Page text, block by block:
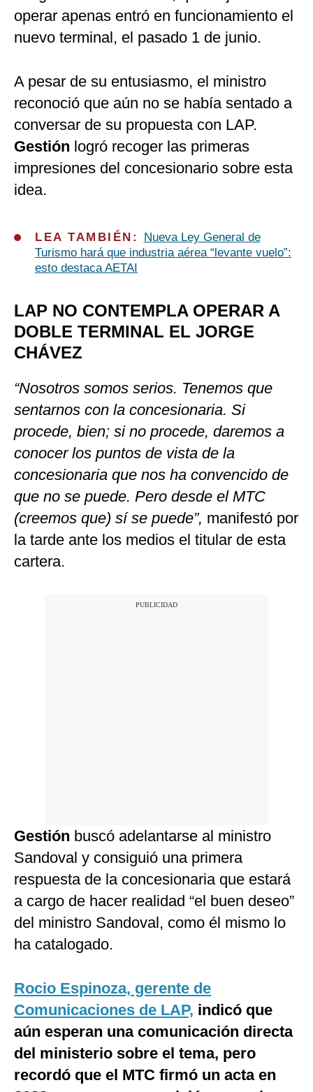
operar apenas entró en funcionamiento el
nuevo terminal, el pasado 1 de junio.
A pesar de su entusiasmo, el ministro
reconoció que aún no se había sentado a
conversar de su propuesta con LAP.
Gestión logró recoger las primeras
impresiones del concesionario sobre esta
idea.
LEA TAMBIÉN:
Nueva Ley General de
Turismo hará que industria aérea “levante vuelo”:
esto destaca AETAI
LAP NO CONTEMPLA OPERAR A
DOBLE TERMINAL EL JORGE
CHÁVEZ
“Nosotros somos serios. Tenemos que
sentarnos con la concesionaria. Si
procede, bien; si no procede, daremos a
conocer los puntos de vista de la
concesionaria que nos ha convencido de
que no se puede. Pero desde el MTC
(creemos que) sí se puede”, manifestó por
la tarde ante los medios el titular de esta
cartera.
Gestión buscó adelantarse al ministro
Sandoval y consiguió una primera
respuesta de la concesionaria que estará
a cargo de hacer realidad “el buen deseo”
del ministro Sandoval, como él mismo lo
ha catalogado.
Rocio Espinoza, gerente de
Comunicaciones de LAP, indicó que
aún esperan una comunicación directa
del ministerio sobre el tema, pero
recordó que el MTC firmó un acta en